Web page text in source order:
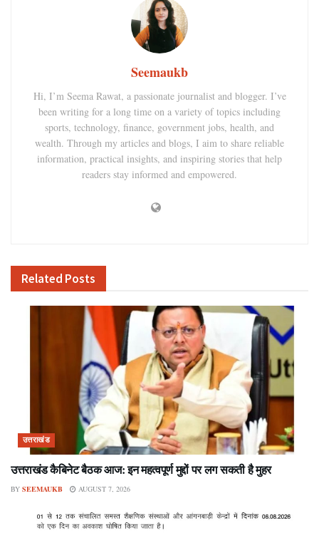
Seemaukb
Hi, I’m Seema Rawat, a passionate journalist and blogger. I’ve
been writing for a long time on a variety of topics including
sports, technology, finance, government jobs, health, and
wealth. Through my articles and blogs, I aim to share reliable
information, practical insights, and inspiring stories that help
readers stay informed and empowered.
Related Posts
उत्तराखंड
उत्तराखंड कैबिनेट बैठक आज: इन महत्वपूर्ण मुद्दों पर लग सकती है मुहर
BY SEEMAUKB AUGUST 7, 2026